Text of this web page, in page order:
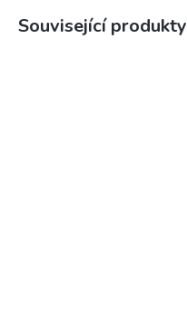
Související produkty